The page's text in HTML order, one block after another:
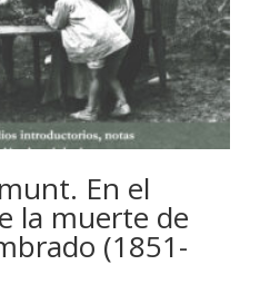
En el
la muerte de
(1851-